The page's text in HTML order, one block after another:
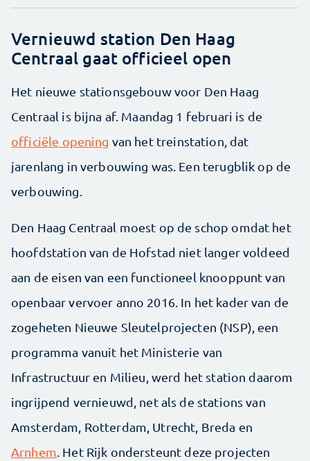
Vernieuwd station Den Haag
Centraal gaat officieel open
Het nieuwe stationsgebouw voor Den Haag
Centraal is bijna af. Maandag 1 februari is de
officiële opening van het treinstation, dat
jarenlang in verbouwing was. Een terugblik op de
verbouwing.
Den Haag Centraal moest op de schop omdat het
hoofdstation van de Hofstad niet langer voldeed
aan de eisen van een functioneel knooppunt van
openbaar vervoer anno 2016. In het kader van de
zogeheten Nieuwe Sleutelprojecten (NSP), een
programma vanuit het Ministerie van
Infrastructuur en Milieu, werd het station daarom
ingrijpend vernieuwd, net als de stations van
Amsterdam, Rotterdam, Utrecht, Breda en
Arnhem . Het Rijk ondersteunt deze projecten